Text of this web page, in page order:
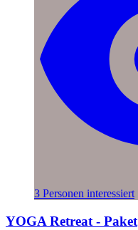
3 Personen interessiert
YOGA Retreat - Paket